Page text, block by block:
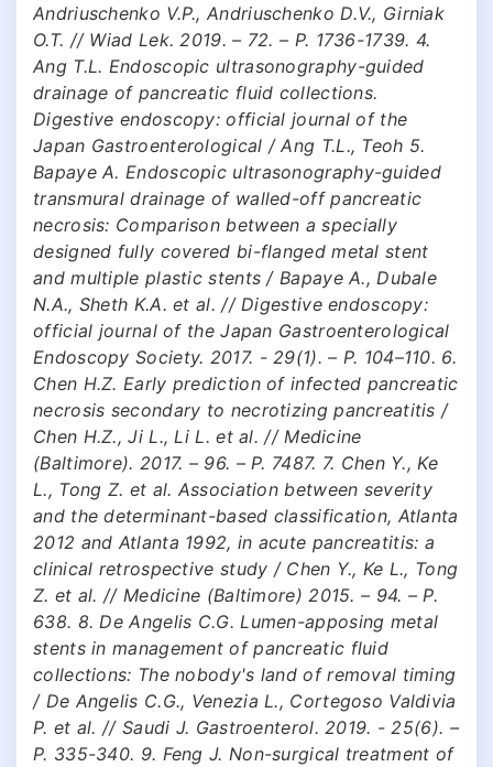
Andriuschenko V.P., Andriuschenko D.V., Girniak
O.T. // Wiad Lek. 2019. – 72. – Р. 1736-1739. 4.
Ang T.L. Endoscopic ultrasonography-guided
drainage of pancreatic fluid collections.
Digestive endoscopy: official journal of the
Japan Gastroenterological / Ang T.L., Teoh 5.
Bapaye A. Endoscopic ultrasonography-guided
transmural drainage of walled-off pancreatic
necrosis: Comparison between a specially
designed fully covered bi-flanged metal stent
and multiple plastic stents / Bapaye A., Dubale
N.A., Sheth K.A. et al. // Digestive endoscopy:
official journal of the Japan Gastroenterological
Endoscopy Society. 2017. - 29(1). – Р. 104–110. 6.
Chen H.Z. Early prediction of infected pancreatic
necrosis secondary to necrotizing pancreatitis /
Chen H.Z., Ji L., Li L. et al. // Medicine
(Baltimore). 2017. – 96. – Р. 7487. 7. Chen Y., Ke
L., Tong Z. et al. Association between severity
and the determinant-based classification, Atlanta
2012 and Atlanta 1992, in acute pancreatitis: a
clinical retrospective study / Chen Y., Ke L., Tong
Z. et al. // Medicine (Baltimore) 2015. – 94. – Р.
638. 8. De Angelis C.G. Lumen-apposing metal
stents in management of pancreatic fluid
collections: The nobody's land of removal timing
/ De Angelis C.G., Venezia L., Cortegoso Valdivia
P. et al. // Saudi J. Gastroenterol. 2019. - 25(6). –
Р. 335-340. 9. Feng J. Non-surgical treatment of